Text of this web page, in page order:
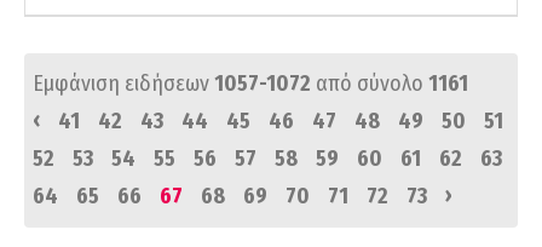
Εμφάνιση ειδήσεων1057-1072 από σύνολο 1161
‹
41 42 43 44 45 46 47 48 49 50
51
52
53 54 55 56 57 58 59 60 61 62
63
64
65 66 67 68 69 70 71 72 73 ›